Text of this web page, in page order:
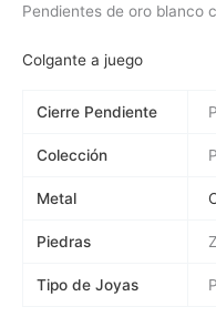
Pendientes de oro blanco
Colgante a juego
Cierre Pendiente
Colección
Metal
Piedras
Tipo de Joyas